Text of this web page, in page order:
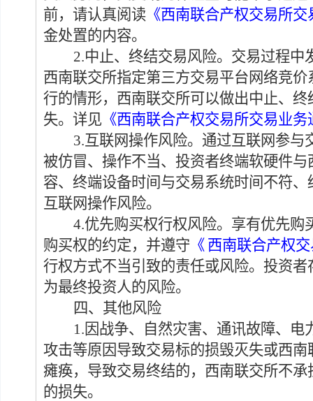
前，请认真阅读 《西南联合产权交易所
金处置的内容。
2.中止、终结交易风险。 交易过程中
西南联交所指定第三方交易平台网络竞价
行的情形，西南联交所可以做出中止、 终
失。 详见 《西南联合产权交易所交易业
3.互联网操作风险。 通过互联网参与
被仿冒、 操作不当、投资者终端软硬件与
容、 终端设备时间与交易系统时间不符、
互联网操作风险。
4.优先购买权行权风险。 享有优先购
购买权的约定，并遵守 《 西南联合产权
行权方式不当引致的责任或风险。投资
为最终投资人的风险。
四、其他风险
1. 因战争、自然灾害、 通讯故障、电
攻击等原因导致交易标的损毁灭失或西南
瘫痪，导致交易终结的，西南联交所不
的损失。